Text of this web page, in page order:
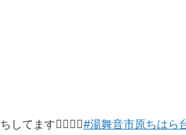
してます🙇‍♀️🙇‍♂️#湯舞音市原ちはら